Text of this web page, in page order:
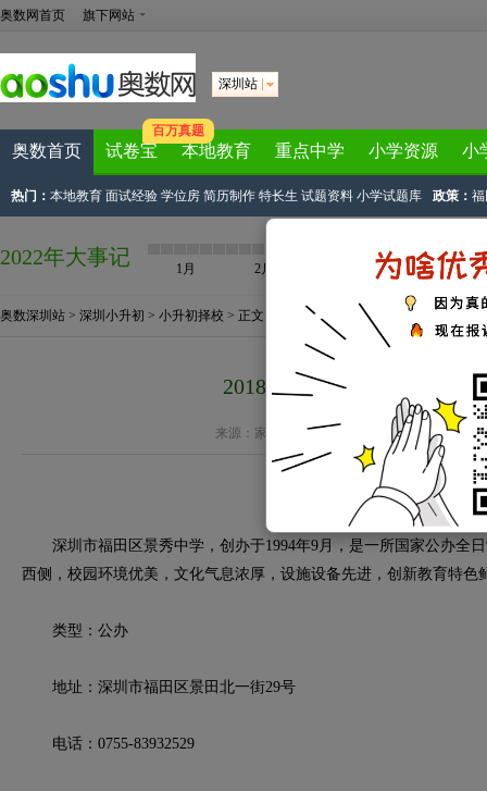
奥数网首页 旗下网站
深圳站
奥数首页 试卷宝
百万真题
本地教育 重点中学 小学资源 小
热门： 本地教育 面试经验 学位房 简历制作 特长生 试题资料 小学试题库 政策：
2022年大事记 1月 2月 4月
奥数深圳站 > 深圳小升初 > 小升初择校 > 正文
2018年深圳景秀中学小升
来源： 家长帮深圳站 作者：深圳小升初君
深圳景秀中学2018年小升初择
深圳市福田区景秀中学，创办于1994年9月，是一所国家公办全
西侧，校园环境优美，文化气息浓厚，设施设备先进，创新教育特色
类型：公办
地址：深圳市福田区景田北一街29号
电话：0755-83932529